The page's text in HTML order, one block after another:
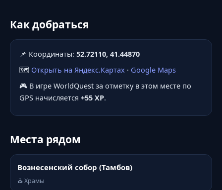
Как добраться
📌 Координаты: 52.72110, 41.44870
🗺️ Открыть на Яндекс.Картах · Google Maps
🎮 В игре WorldQuest за отметку в этом месте по
GPS начисляется +55 XP.
Места рядом
Вознесенский собор (Тамбов)
⛪ Храмы